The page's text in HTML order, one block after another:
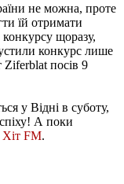
не можна, проте
їй отримати
щоразу,
конкурс лише
посів 9
у Відні в суботу,
А поки
Хіт FM.